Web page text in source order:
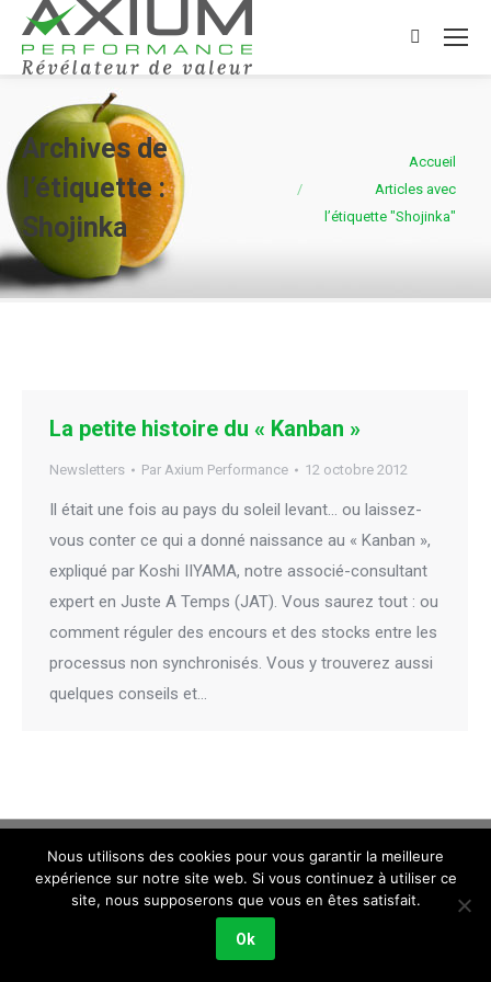
Search:
Archives de
l’étiquette :
Shojinka
Accueil
Articles avec
l’étiquette "Shojinka"
La petite histoire du « Kanban »
Newsletters Par Axium Performance 12 octobre 2012
Il était une fois au pays du soleil levant… ou laissez-
vous conter ce qui a donné naissance au « Kanban »,
expliqué par Koshi IIYAMA, notre associé-consultant
expert en Juste A Temps (JAT). Vous saurez tout : ou
comment réguler des encours et des stocks entre les
processus non synchronisés. Vous y trouverez aussi
quelques conseils et…
Tous droits réservés.
RéalisationE-Dilik
Nous utilisons des cookies pour vous garantir la meilleure
expérience sur notre site web. Si vous continuez à utiliser ce
site, nous supposerons que vous en êtes satisfait.
Ok